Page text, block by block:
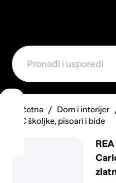
Početna Dom i interijer
WC školjke, pisoari i bide